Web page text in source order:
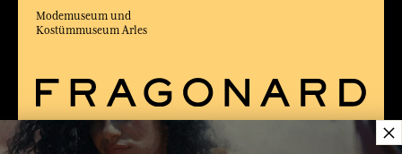
Modemuseum und
Kostümmuseum Arles
×